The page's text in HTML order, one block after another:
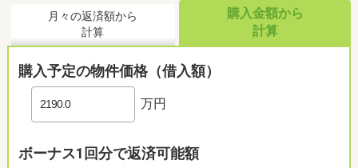
月々の返済額から
計算
購入金額から
計算
購入予定の物件価格（借入額）
万円
ボーナス1回分で返済可能額